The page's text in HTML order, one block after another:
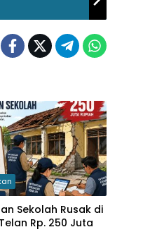
Sekolah Rusak di
Rp. 250 Juta